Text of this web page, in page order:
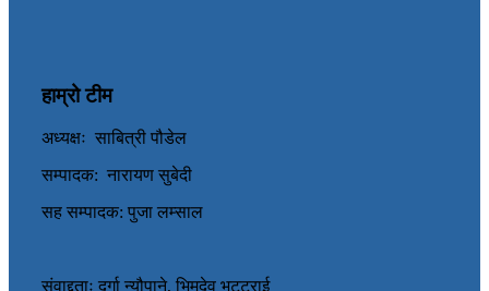
हाम्रो टीम
अध्यक्षः साबित्री पौडेल
सम्पादक: नारायण सुबेदी
सह सम्पादक: पुजा लम्साल
संवाद्दताः दुर्गा न्यौपाने, भिमदेव भट्टराई